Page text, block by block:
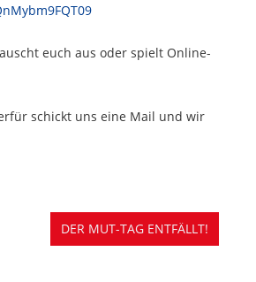
euch aus oder spielt Online-
schickt uns eine Mail und wir
DER MUT-TAG ENTFÄLLT!